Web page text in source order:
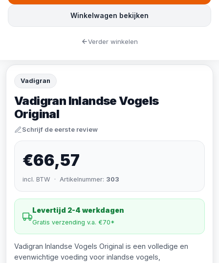
Vadigran
Vadigran Inlandse Vogels
Original
Schrijf de eerste review
€66,57
incl. BTW · Artikelnummer: 303
Levertijd 2-4 werkdagen
Gratis verzending v.a. €70*
Vadigran Inlandse Vogels Original is een volledige en
evenwichtige voeding voor inlandse vogels,
Winkelwagen bekijken
Verder winkelen